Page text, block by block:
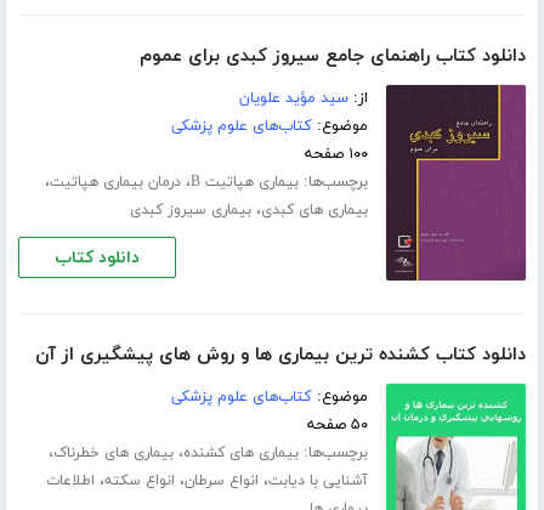
دانلود کتاب راهنمای جامع سیروز کبدی برای عموم
از:سید مؤید علویان
موضوع:کتاب‌های علوم پزشکی
۱۰۰ صفحه
برچسب‌ها:بیماری هپاتیت B ،درمان بیماری هپاتیت،
بیماری های کبدی،بیماری سیروز کبدی
دانلود کتاب
دانلود کتاب کشنده ترین بیماری ها و روش های پیشگیری از آن
موضوع:کتاب‌های علوم پزشکی
۵۰ صفحه
برچسب‌ها:بیماری های کشنده،بیماری های خطرناک،
آشنایی با دیابت، انواع سرطان، انواع سکته، اطلاعات